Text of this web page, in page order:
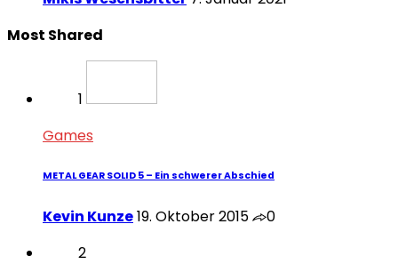
Most Shared
1
Games
METAL GEAR SOLID 5 – Ein schwerer Abschied
Kevin Kunze19. Oktober 2015
0
2